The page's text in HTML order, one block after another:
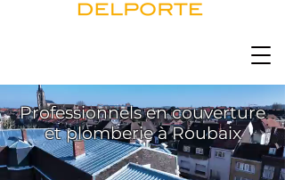
Professionnels en couverture
et plomberie à Roubaix